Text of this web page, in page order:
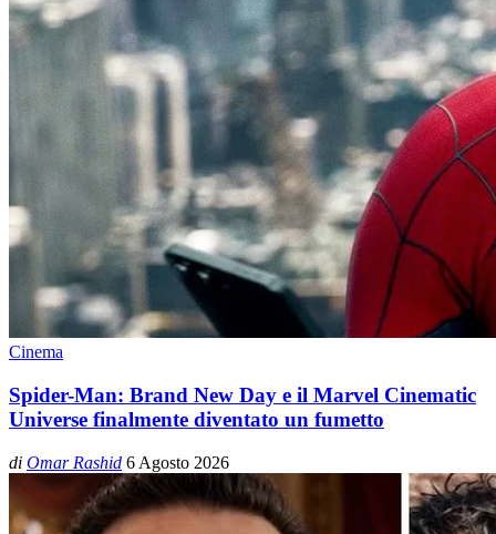
Cinema
Spider-Man: Brand New Day e il Marvel Cinematic
Universe finalmente diventato un fumetto
di Omar Rashid 6 Agosto 2026